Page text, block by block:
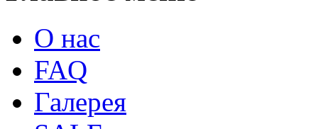
О нас
FAQ
Галерея